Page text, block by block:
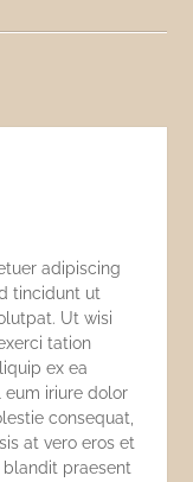
adipiscing
tincidunt ut
Ut wisi
tation
ex ea
eum iriure dolor
consequat,
at vero eros et
praesent